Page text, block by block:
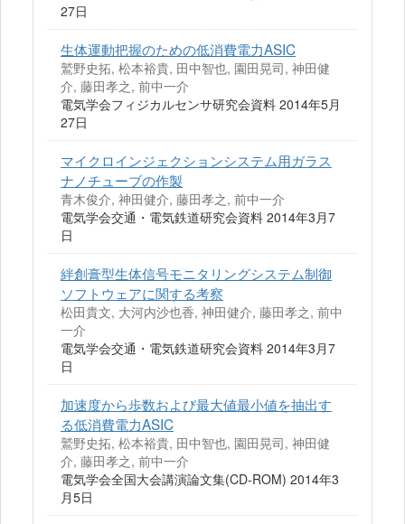
27日
生体運動把握のための低消費電力ASIC
鷲野史拓, 松本裕貴, 田中智也, 園田晃司, 神田健
介, 藤田孝之, 前中一介
電気学会フィジカルセンサ研究会資料 2014年5月
27日
マイクロインジェクションシステム用ガラス
ナノチューブの作製
青木俊介, 神田健介, 藤田孝之, 前中一介
電気学会交通・電気鉄道研究会資料 2014年3月7
日
絆創膏型生体信号モニタリングシステム制御
ソフトウェアに関する考察
松田貴文, 大河内沙也香, 神田健介, 藤田孝之, 前中
一介
電気学会交通・電気鉄道研究会資料 2014年3月7
日
加速度から歩数および最大値最小値を抽出す
る低消費電力ASIC
鷲野史拓, 松本裕貴, 田中智也, 園田晃司, 神田健
介, 藤田孝之, 前中一介
電気学会全国大会講演論文集(CD-ROM) 2014年3
月5日